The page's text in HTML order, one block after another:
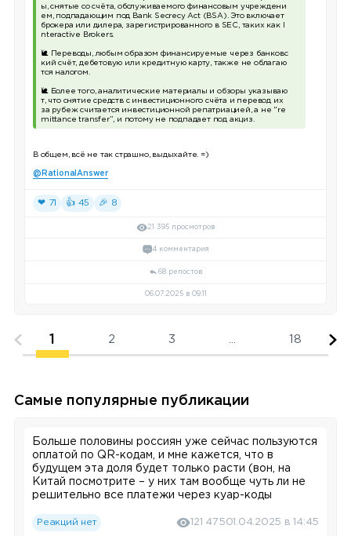
ы, снятые со счёта, обслуживаемого финансовым учреждени
ем, подпадающим под Bank Secrecy Act (BSA). Это включает
брокера или дилера, зарегистрированного в SEC, таких как I
nteractive Brokers.
🐌 Переводы, любым образом финансируемые через банковс
кий счёт, дебетовую или кредитную карту, также не облагаю
тся налогом.
🐌 Более того, аналитические материалы и обзоры указываю
т, что снятие средств с инвестиционного счёта и перевод их
за рубеж считается инвестиционной репатриацией, а не “re
mittance transfer”, и потому не подпадает под акциз.
В общем, всё не так страшно, выдыхайте. =)
@RationalAnswer
❤ 71 👍 45 🎉 8
21 395 просмотров
4 комментария
68 репостов
06.07.2025 в 09:11
1 2 3 18
Самые популярные публикации
Больше половины россиян уже сейчас пользуются
оплатой по QR-кодам, и мне кажется, что в
будущем эта доля будет только расти (вон, на
Китай посмотрите – у них там вообще чуть ли не
решительно все платежи через куар-коды
России только за 2024 год вырос в два раза и уже
Реакций нет 121 47501.04.2025 в 14:45